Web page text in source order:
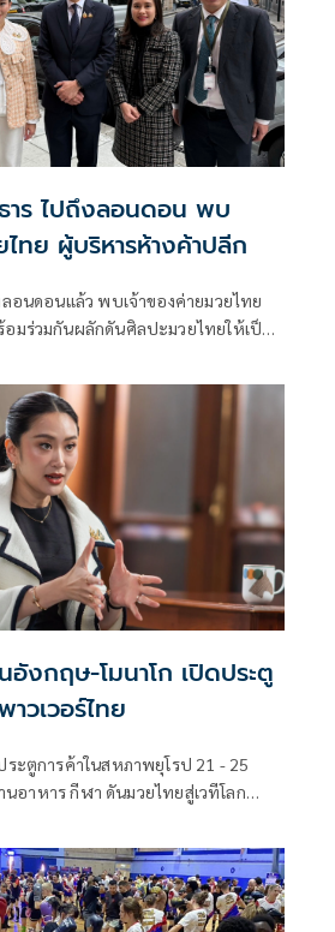
าร ไปถึงลอนดอน พบ
ไทย ผู้บริหารห้างค้าปลีก
อนดอนแล้ว พบเจ้าของค่ายมวยไทย
มร่วมกันผลักดันศิลปะมวยไทยให้เป็น
ากกว่า
งกฤษ-โมนาโก เปิดประตู
วเวอร์ไทย
ระตูการค้าในสหภาพยุโรป 21 - 25
อาหาร กีฬา ดันมวยไทยสู่เวทีโลก